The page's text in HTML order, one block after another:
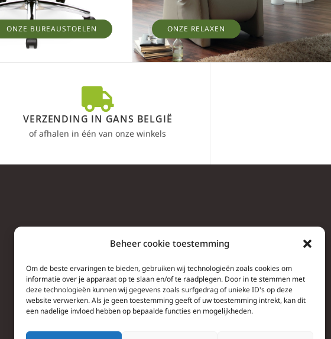
Beheer cookie toestemming
Om de beste ervaringen te bieden, gebruiken wij technologieën zoals cookies om
informatie over je apparaat op te slaan en/of te raadplegen. Door in te stemmen met
deze technologieën kunnen wij gegevens zoals surfgedrag of unieke ID's op deze
website verwerken. Als je geen toestemming geeft of uw toestemming intrekt, kan dit
een nadelige invloed hebben op bepaalde functies en mogelijkheden.
ONZE BUREAUSTOELEN ONZE RELAXEN
VERZENDING IN GANS BELGIË
of afhalen in één van onze winkels